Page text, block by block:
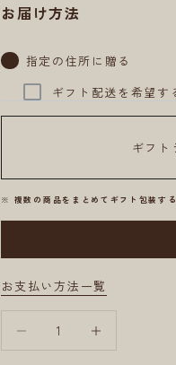
お届け方法
指定の住所に贈る
ギフト配送を希望す
ギフト
※ 複数の商品をまとめてギフト包装す
お支払い方法一覧